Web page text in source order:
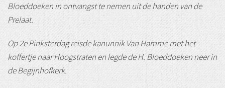
Bloeddoeken in ontvangst te nemen uit de handen van de
Prelaat.
Op 2e Pinksterdag reisde kanunnik Van Hamme met het
koffertje naar Hoogstraten en legde de H. Bloeddoeken neer in
de Begijnhofkerk.